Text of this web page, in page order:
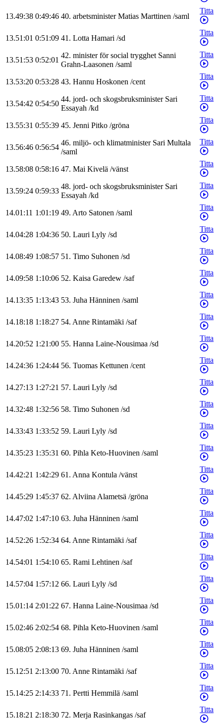
13.49:38 0:49:46 40. arbetsminister Matias Marttinen /saml
Titta
13.51:01 0:51:09 41. Lotta Hamari /sd
Titta
13.51:53 0:52:01
42. minister för social trygghet Sanni
Grahn-Laasonen /saml
Titta
13.53:20 0:53:28 43. Hannu Hoskonen /cent
Titta
13.54:42 0:54:50
44. jord- och skogsbruksminister Sari
Essayah /kd
Titta
13.55:31 0:55:39 45. Jenni Pitko /gröna
Titta
13.56:46 0:56:54
46. miljö- och klimatminister Sari Multala
/saml
Titta
13.58:08 0:58:16 47. Mai Kivelä /vänst
Titta
13.59:24 0:59:33
48. jord- och skogsbruksminister Sari
Essayah /kd
Titta
14.01:11 1:01:19 49. Arto Satonen /saml
Titta
14.04:28 1:04:36 50. Lauri Lyly /sd
Titta
14.08:49 1:08:57 51. Timo Suhonen /sd
Titta
14.09:58 1:10:06 52. Kaisa Garedew /saf
Titta
14.13:35 1:13:43 53. Juha Hänninen /saml
Titta
14.18:18 1:18:27 54. Anne Rintamäki /saf
Titta
14.20:52 1:21:00 55. Hanna Laine-Nousimaa /sd
Titta
14.24:36 1:24:44 56. Tuomas Kettunen /cent
Titta
14.27:13 1:27:21 57. Lauri Lyly /sd
Titta
14.32:48 1:32:56 58. Timo Suhonen /sd
Titta
14.33:43 1:33:52 59. Lauri Lyly /sd
Titta
14.35:23 1:35:31 60. Pihla Keto-Huovinen /saml
Titta
14.42:21 1:42:29 61. Anna Kontula /vänst
Titta
14.45:29 1:45:37 62. AlviinaAlametsä /gröna
Titta
14.47:02 1:47:10 63. Juha Hänninen /saml
Titta
14.52:26 1:52:34 64. Anne Rintamäki /saf
Titta
14.54:01 1:54:10 65. Rami Lehtinen /saf
Titta
14.57:04 1:57:12 66. Lauri Lyly /sd
Titta
15.01:14 2:01:22 67. Hanna Laine-Nousimaa /sd
Titta
15.02:46 2:02:54 68. Pihla Keto-Huovinen /saml
Titta
15.08:05 2:08:13 69. Juha Hänninen /saml
Titta
15.12:51 2:13:00 70. Anne Rintamäki /saf
Titta
15.14:25 2:14:33 71. Pertti Hemmilä /saml
Titta
15.18:21 2:18:30 72. Merja Rasinkangas /saf
Titta